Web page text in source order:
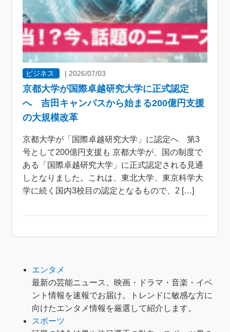
ビジネス |2026/07/03
京都大学が国際卓越研究大学に正式認定
へ 吉田キャンパスから始まる200億円支援
の大規模改革
京都大学が「国際卓越研究大学」に認定へ 第3
号として200億円支援も 京都大学が、国の制度で
ある「国際卓越研究大学」に正式認定される見通
しとなりました。これは、東北大学、東京科学大
学に続く国内3校目の認定となるもので、2 […]
エンタメ
最新の芸能ニュース、映画・ドラマ・音楽・イベ
ント情報を速報でお届け。トレンドに敏感な方に
向けたエンタメ情報を厳選して紹介します。
スポーツ